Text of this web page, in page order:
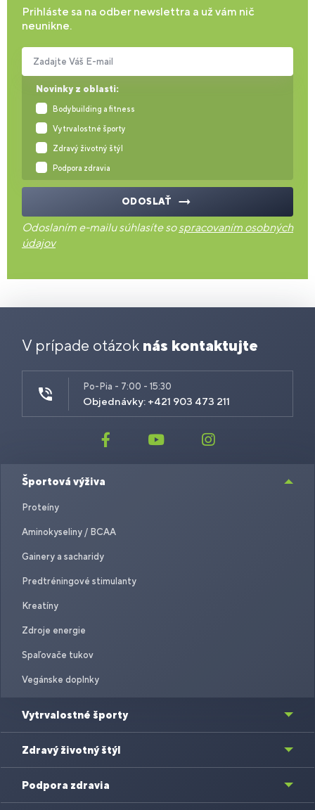
Prihláste sa na odber newslettra a už vám nič
neunikne.
Novinky z oblasti:
Bodybuilding a fitness
Vytrvalostné športy
Zdravý životný štýl
Podpora zdravia
Zadajte Váš E-mail
ODOSLAŤ
Odoslaním e-mailu súhlasíte sospracovaním osobných
údajov
V prípade otázok nás kontaktujte
Po-Pia - 7:00 - 15:30
Objednávky: +421 903 473 211
Športová výživa
Proteíny
Aminokyseliny / BCAA
Gainery a sacharidy
Predtréningové stimulanty
Kreatíny
Zdroje energie
Spaľovače tukov
Vegánske doplnky
Vytrvalostné športy
Zdravý životný štýl
Podpora zdravia